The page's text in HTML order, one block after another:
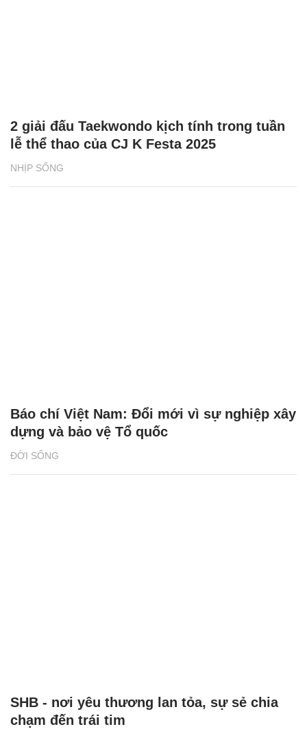
NHỊP SỐNG
2 giải đấu Taekwondo kịch tính trong tuần
lễ thể thao của CJ K Festa 2025
ĐỜI SỐNG
Báo chí Việt Nam: Đổi mới vì sự nghiệp xây
dựng và bảo vệ Tổ quốc
SHB - nơi yêu thương lan tỏa, sự sẻ chia
chạm đến trái tim